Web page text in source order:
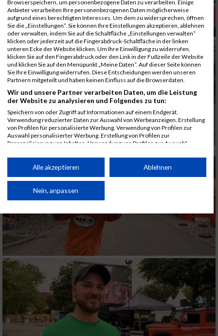
Browserspeichern, um personenbezogene Daten zu verarbeiten. Einige
Anbieter verarbeiten Ihre personenbezogenen Daten möglicherweise
aufgrund eines berechtigten Interesses. Um dem zu widersprechen, öffnen
Sie die „Einstellungen“. Sie können Ihre Einstellungen akzeptieren, ablehnen
oder verwalten, indem Sie auf die Schaltfläche „Einstellungen verwalten“
klicken oder jederzeit auf die Fingerabdruck-Schaltfläche in der linken
unteren Ecke der Website klicken. Um Ihre Einwilligung zu widerrufen,
klicken Sie auf den Fingerabdruck oder den Link in der Fußzeile der Website
und klicken Sie auf den Menüpunkt „Meine Daten“. Auf dieser Seite können
Sie Ihre Einwilligung widerrufen. Diese Entscheidungen werden unseren
Partnern mitgeteilt und haben keinen Einfluss auf die Browserdaten.
Wir und unsere Partner verarbeiten Daten, um die Leistung
der Website zu analysieren und Folgendes zu tun:
Speichern von oder Zugriff auf Informationen auf einem Endgerät.
Verwendung reduzierter Daten zur Auswahl von Werbeanzeigen. Erstellung
von Profilen für personalisierte Werbung. Verwendung von Profilen zur
Auswahl personalisierter Werbung. Erstellung von Profilen zur
Personalisierung von Inhalten. Verwendung von Profilen zur Auswahl
Performance von Inhalten. Analyse von Zielgruppen durch Statistiken oder
Kombinationen von Daten aus verschiedenen Quellen. Entwicklung und
von Inhalten.
Daten können außerhalb der Europäischen Union weitergegeben und in die
Website/App.
Partnerliste anzeigen (1 IAB-Anbieter)
IAB-Verarbeitungszwecke:
Speichern von oder Zugriff auf Informationen
auf einem Endgerät
Verwendung reduzierter Daten zur Auswahl
von Werbeanzeigen
Alle akzeptieren Ablehnen
Nein, anpassen